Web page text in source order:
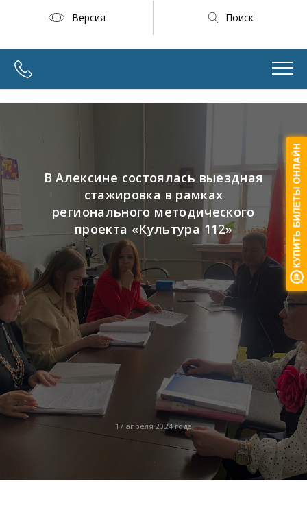
Версия Поиск
17 апреля 2024 года
В Алексине состоялась выездная
стажировка в рамках
регионального методического
проекта «Культура 112»